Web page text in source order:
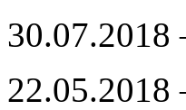
30.07.2018
22.05.2018